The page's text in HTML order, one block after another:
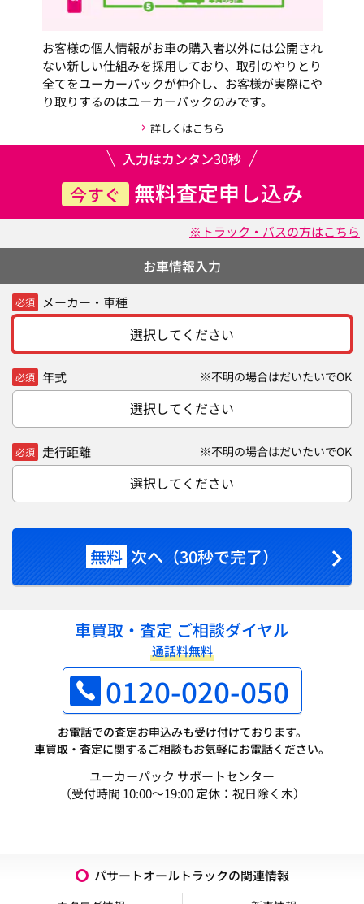
お客様の個人情報がお車の購入者以外には公開され
ない新しい仕組みを採用しており、取引のやりとり
全てをユーカーパックが仲介し、お客様が実際にや
り取りするのはユーカーパックのみです。
詳しくはこちら
入力はカンタン30秒
今すぐ 無料査定申し込み
※トラック・バスの方はこちら
お車情報入力
必須 メーカー・車種
選択してください
必須 年式 ※不明の場合はだいたいでOK
選択してください
必須 走行距離 ※不明の場合はだいたいでOK
選択してください
無料 次へ（30秒で完了）
車買取・査定 ご相談ダイヤル
通話料無料
0120-020-050
お電話での査定お申込みも受け付けております。
車買取・査定に関するご相談もお気軽にお電話ください。
ユーカーパック サポートセンター
（受付時間 10:00～19:00 定休：祝日除く木）
パサートオールトラックの関連情報